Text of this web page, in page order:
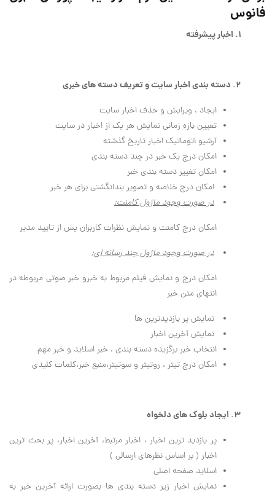
فانوس
1. اخبار پیشرفته
2. دسته بندي اخبار سايت و تعريف دسته هاي خبري
ايجاد ، ويرايش و حذف اخبار سايت
تعيين بازه زماني نمايش هر يك از اخبار در سايت
آرشيو اتوماتيك اخبار تاريخ گذشته
امكان درج یک خبر در چند دسته بندی
امکان تغییر دسته بندی خبر
امكان درج خلاصه و تصوير بندانگشتي براي هر خبر
در صورت وجود ماژول كامنت:
امكان درج كامنت و نمايش نظرات كاربران پس از تاييد مدير
در صورت وجود ماژول چند رسانه ای:
امكان درج و نمايش فيلم مربوط به خبرو خبر صوتي مربوطه در
انتهای متن خبر
نمایش پر بازدیدترین ها
نمایش آخرین اخبار
انتخاب خبر برگزیده دسته بندی ، خبر اسلاید و خبر مهم
امکان درج تیتر ، روتیتر و سوتیتر،منبع خبر،کلمات کلیدی
3. ایجاد بلوک های دلخواه
پر بازدید ترین اخبار ، اخبار مرتبط، آخرین اخبار، پر بحث ترین
اخبار ( بر اساس نظرهای ارسالی )
اسلاید صفحه اصلی
نمایش اخبار زیر دسته بندی ها بصورت ارائه آخرین خبر به